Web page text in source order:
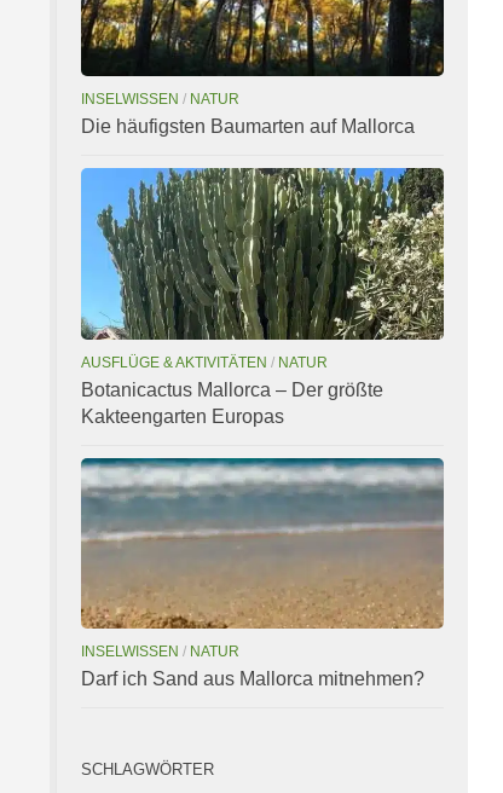
INSELWISSEN / NATUR
Die häufigsten Baumarten auf Mallorca
AUSFLÜGE & AKTIVITÄTEN / NATUR
Botanicactus Mallorca – Der größte
Kakteengarten Europas
INSELWISSEN / NATUR
Darf ich Sand aus Mallorca mitnehmen?
SCHLAGWÖRTER